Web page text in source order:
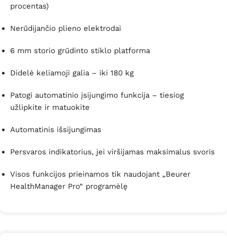
procentas)
Nerūdijančio plieno elektrodai
6 mm storio grūdinto stiklo platforma
Didelė keliamoji galia – iki 180 kg
Patogi automatinio įsijungimo funkcija – tiesiog
užlipkite ir matuokite
Automatinis išsijungimas
Persvaros indikatorius, jei viršijamas maksimalus svoris
Visos funkcijos prieinamos tik naudojant „Beurer
HealthManager Pro“ programėlę